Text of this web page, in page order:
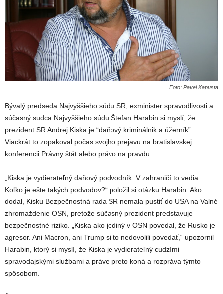
Foto: Pavel Kapusta
Bývalý predseda Najvyššieho súdu SR, exminister spravodlivosti a
súčasný sudca Najvyššieho súdu Štefan Harabin si myslí, že
prezident SR Andrej Kiska je “daňový kriminálnik a úžerník”.
Viackrát to zopakoval počas svojho prejavu na bratislavskej
konferencii Právny štát alebo právo na pravdu.
„Kiska je vydierateľný daňový podvodník. V zahraničí to vedia.
Koľko je ešte takých podvodov?“ položil si otázku Harabin. Ako
dodal, Kisku Bezpečnostná rada SR nemala pustiť do USA na Valné
zhromaždenie OSN, pretože súčasný prezident predstavuje
bezpečnostné riziko. „Kiska ako jediný v OSN povedal, že Rusko je
agresor. Ani Macron, ani Trump si to nedovolili povedať,“ upozornil
Harabin, ktorý si myslí, že Kiska je vydierateľný cudzími
spravodajskými službami a práve preto koná a rozpráva týmto
spôsobom.